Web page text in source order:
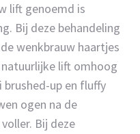
lift genoemd is
Bij deze behandeling
wenkbrauw haartjes
lift omhoog
up en fluffy
ogen na de
Bij deze